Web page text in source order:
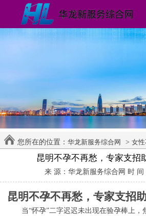
您所在的位置：华龙新服务综合网 >女
昆明不孕不再愁，专家支招
来 源：华龙新服务综合网 时 间
昆明不孕不再愁，专家支招
当“怀孕”二字迟迟未出现在验孕棒上，